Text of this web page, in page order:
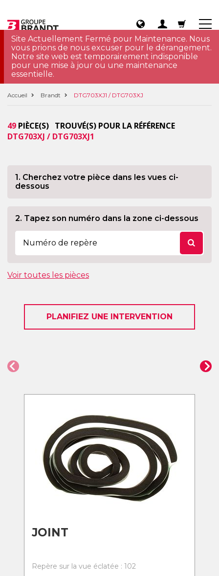
Site Actuellement Fermé pour Maintenance. Nous
vous prions de nous excuser pour le dérangement.
Notre site web est temporairement indisponible
pour une mise à jour ou une maintenance
essentielle.
Accueil Brandt DTG703XJ1 / DTG703XJ
49 PIÈCE(S) TROUVÉ(S) POUR LA RÉFÉRENCE
DTG703XJ / DTG703XJ1
1. Cherchez votre pièce dans les vues ci-
dessous
2. Tapez son numéro dans la zone ci-dessous
Voir toutes les pièces
PLANIFIEZ UNE INTERVENTION
JOINT
Repère sur la vue éclatée : 102